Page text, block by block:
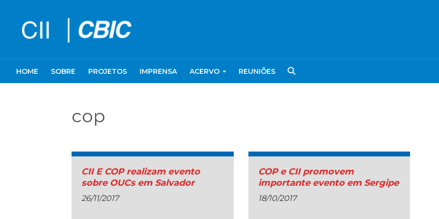
HOME SOBRE PROJETOS IMPRENSA ACERVO REUNIÕES
cop
CII E COP realizam evento
sobre OUCs em Salvador
26/11/2017
COP e CII promovem
importante evento em Sergipe
18/10/2017